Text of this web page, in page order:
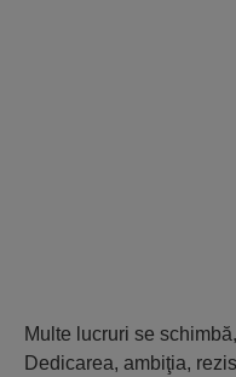
Multe lucruri se
Dedicarea, ambiţia,